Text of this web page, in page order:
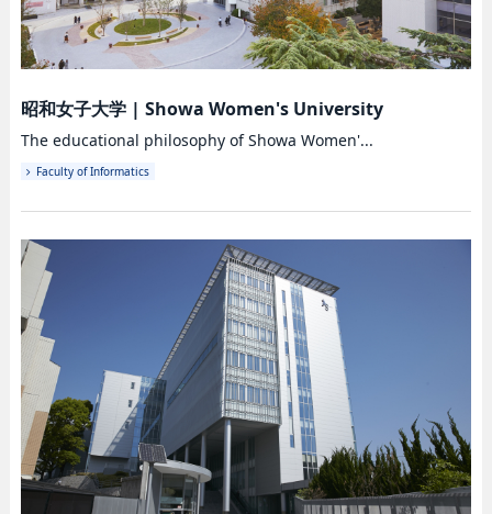
昭和女子大学| Showa Women's University
The educational philosophy of Showa Women'...
Faculty of Informatics